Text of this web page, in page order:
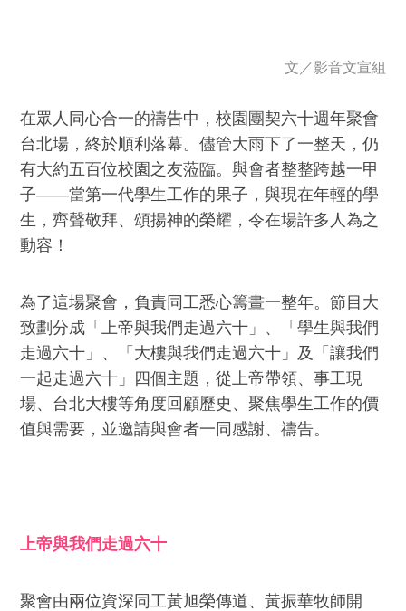
文／影音文宣組
在眾人同心合一的禱告中，校園團契六十週年聚會
台北場，終於順利落幕。儘管大雨下了一整天，仍
有大約五百位校園之友蒞臨。與會者整整跨越一甲
子——當第一代學生工作的果子，與現在年輕的學
生，齊聲敬拜、頌揚神的榮耀，令在場許多人為之
動容！
為了這場聚會，負責同工悉心籌畫一整年。節目大
致劃分成「上帝與我們走過六十」、「學生與我們
走過六十」、「大樓與我們走過六十」及「讓我們
一起走過六十」四個主題，從上帝帶領、事工現
場、台北大樓等角度回顧歷史、聚焦學生工作的價
值與需要，並邀請與會者一同感謝、禱告。
上帝與我們走過六十
聚會由兩位資深同工黃旭榮傳道、黃振華牧師開